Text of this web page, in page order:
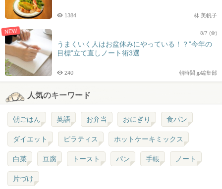
林 美帆子
1384
NEW 8/7 (金)
うまくいく人はお盆休みにやっている！？”今年の
目標”立て直しノート術3選
朝時間.jp編集部
240
人気のキーワード
朝ごはん 英語 お弁当 おにぎり 食パン
ダイエット ピラティス ホットケーキミックス
白菜 豆腐 トースト パン 手帳 ノート
片づけ